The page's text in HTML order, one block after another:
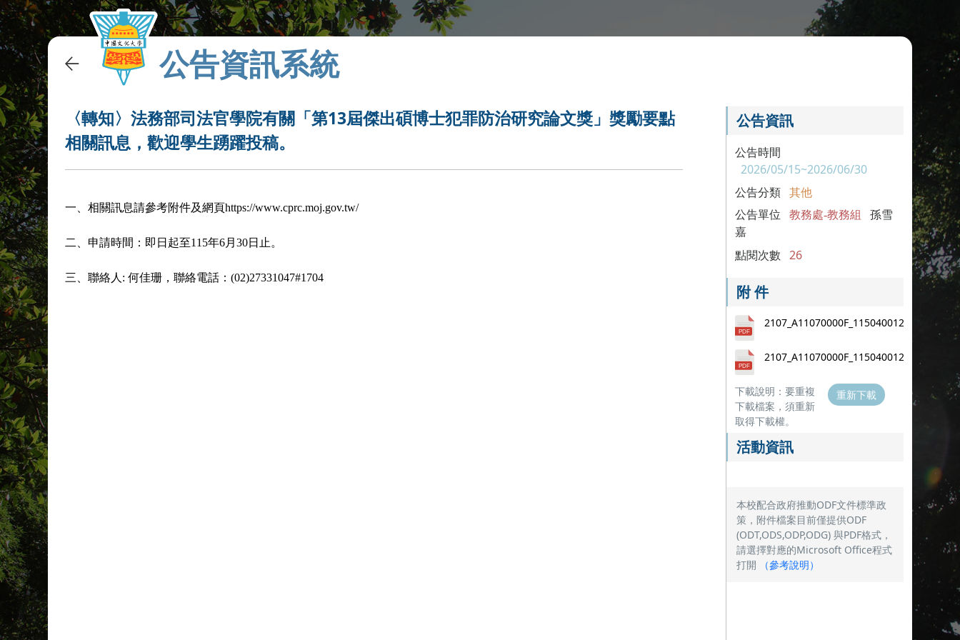
公告資訊系統
〈轉知〉法務部司法官學院有關「第13屆傑出碩博士犯罪防治研究論文獎」獎勵要點
相關訊息，歡迎學生踴躍投稿。
一、相關訊息請參考附件及網頁https://www.cprc.moj.gov.tw/
二、 申請時間：即日起至115年6月30日止。
三、聯絡人: 何佳珊，聯絡電話：(02)27331047#1704
公告資訊
公告時間
2026/05/15~2026/06/30
公告分類 其他
公告單位 教務處-教務組
孫雪
嘉
點閱次數 26
附 件
下載說明：要重複
下載檔案，須重新
取得下載權。
重新下載
活動資訊
本校配合政府推動ODF文件標準政
策，附件檔案目前僅提供ODF
(ODT,ODS,ODP,ODG) 與PDF格式，
請選擇對應的Microsoft Office程式
打開
（參考說明）